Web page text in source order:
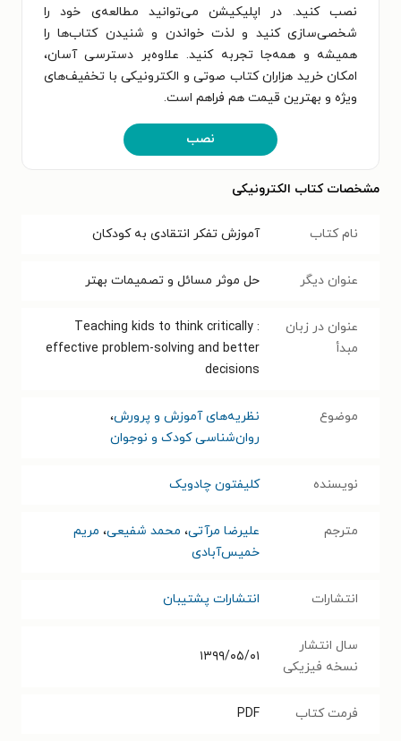
نصب کنید. در اپلیکیشن می‌توانید مطالعه‌ی خود را
شخصی‌سازی کنید و لذت خواندن و شنیدن کتاب‌ها را
همیشه و همه‌جا تجربه کنید. علاوه‌بر دسترسی آسان،
امکان خرید هزاران کتاب صوتی و الکترونیکی با تخفیف‌های
ویژه و بهترین قیمت هم فراهم است.
نصب
مشخصات کتاب الکترونیکی
نام کتاب آموزش تفکر انتقادی به کودکان
عنوان دیگر حل موثر مسائل و تصمیمات بهتر
عنوان در زبان
مبدأ
Teaching kids to think critically :
effective problem-solving and better
decisions
موضوع نظریه‌های آموزش و پرورش،
روان‌شناسی کودک و نوجوان
نویسنده کلیفتون چادویک
مترجم علیرضا مرآتی، محمد شفیعی، مریم
خمیس‌آبادی
انتشارات انتشارات پشتیبان
سال انتشار
نسخه فیزیکی
۱۳۹۹/۰۵/۰۱
فرمت کتاب PDF